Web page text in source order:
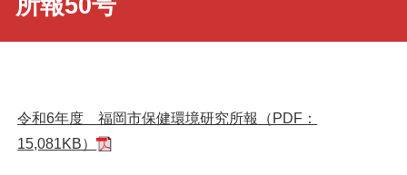
令和6年度 福岡市保健環境研究所報（PDF：
15,081KB）